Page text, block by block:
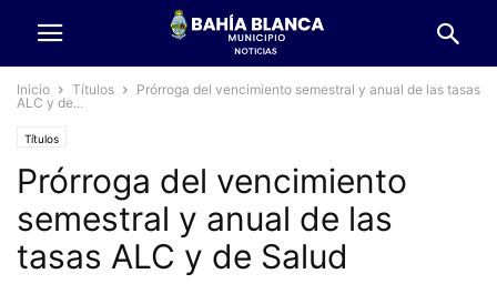
Inicio Títulos
Prórroga del vencimiento semestral y anual de las tasas
ALC y de...
Títulos
Prórroga del vencimiento
semestral y anual de las
tasas ALC y de Salud